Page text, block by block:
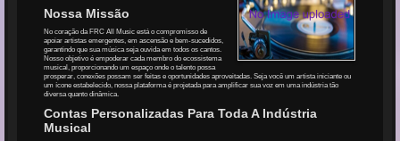
Nossa Missão
No coração da FRC All Music está o compromisso de
apoiar artistas emergentes, em ascensão e bem-sucedidos,
garantindo que sua música seja ouvida em todos os cantos.
Nosso objetivo é empoderar cada membro do ecossistema
musical, proporcionando um espaço onde o talento possa
prosperar, conexões possam ser feitas e oportunidades aproveitadas. Seja você um artista iniciante ou
um ícone estabelecido, nossa plataforma é projetada para amplificar sua voz em uma indústria tão
diversa quanto dinâmica.
Contas Personalizadas Para Toda A Indústria
Musical